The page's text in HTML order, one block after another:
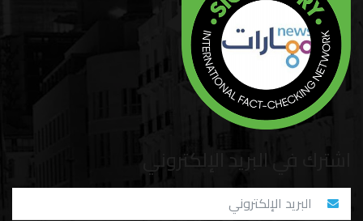
اشترك في البريد الإلكتروني